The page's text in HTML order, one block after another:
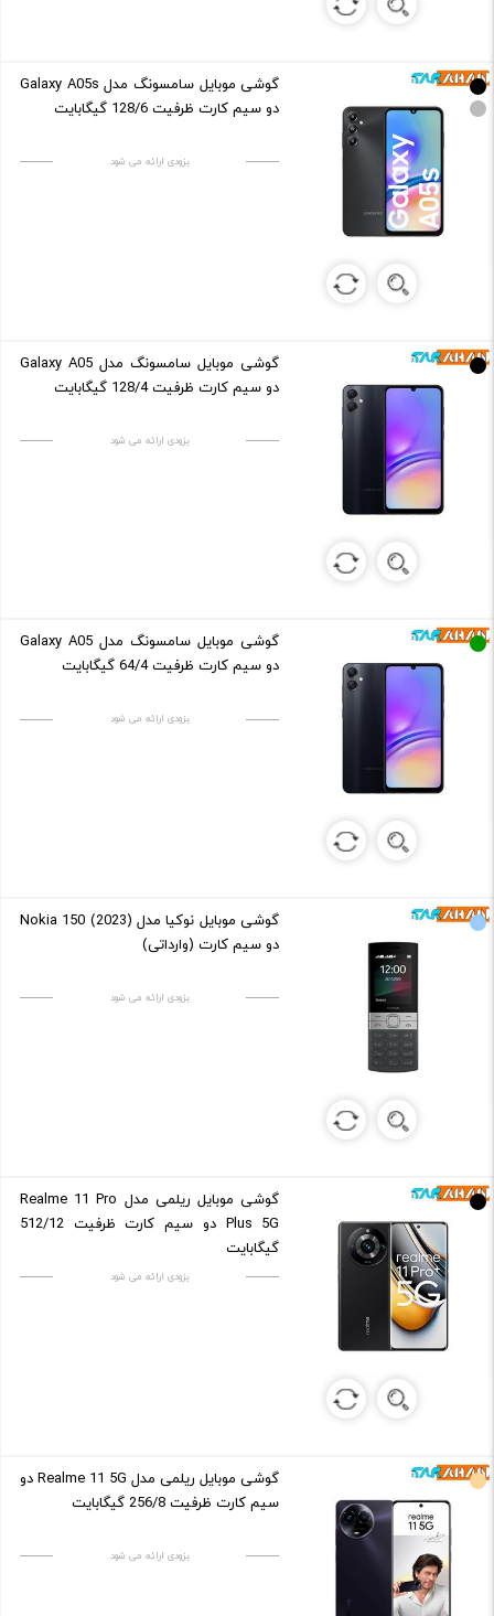
گوشی موبایل سامسونگ مدل Galaxy A05s
دو سیم کارت ظرفیت 128/6 گیگابایت
بزودی ارائه می شود
گوشی موبایل سامسونگ مدل Galaxy A05
دو سیم کارت ظرفیت 128/4 گیگابایت
بزودی ارائه می شود
گوشی موبایل سامسونگ مدل Galaxy A05
دو سیم کارت ظرفیت 64/4 گیگابایت
بزودی ارائه می شود
گوشی موبایل نوکیا مدل (2023) Nokia 150
دو سیم کارت (وارداتی)
بزودی ارائه می شود
گوشی موبایل ریلمی مدل Realme 11 Pro
Plus 5G دو سیم کارت ظرفیت 512/12
گیگابایت
بزودی ارائه می شود
گوشی موبایل ریلمی مدل Realme 11 5G دو
سیم کارت ظرفیت 256/8 گیگابایت
بزودی ارائه می شود